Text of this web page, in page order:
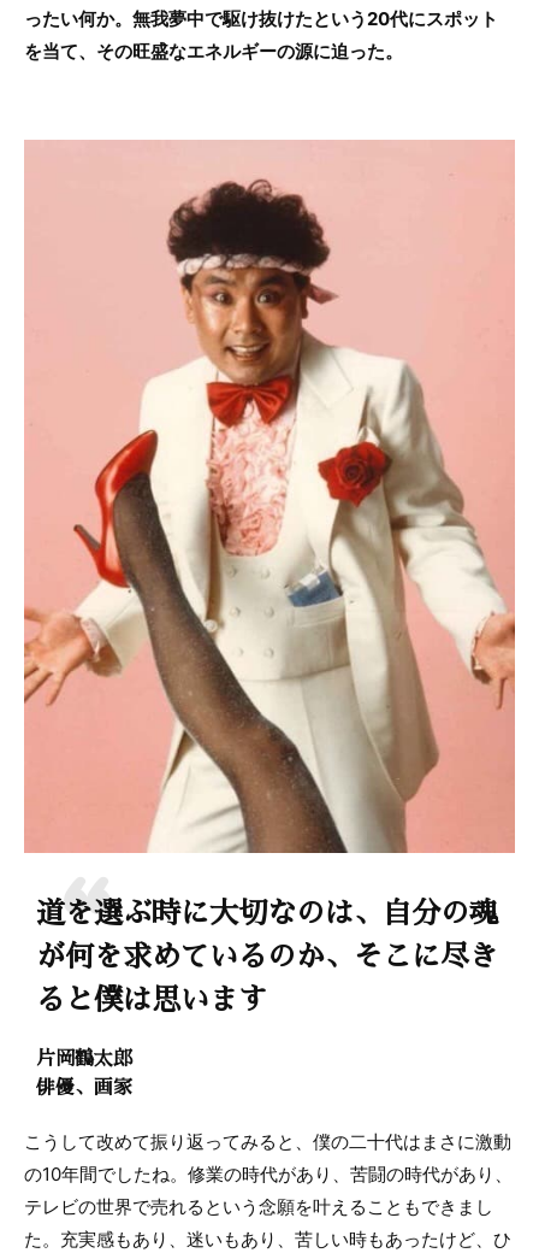
ったい何か。無我夢中で駆け抜けたという20代にスポット
を当て、その旺盛なエネルギーの源に迫った。
道を選ぶ時に大切なのは、自分の魂
が何を求めているのか、そこに尽き
ると僕は思います
片岡鶴太郎
俳優、画家
こうして改めて振り返ってみると、僕の二十代はまさに激動
の10年間でしたね。修業の時代があり、苦闘の時代があり、
テレビの世界で売れるという念願を叶えることもできまし
た。充実感もあり、迷いもあり、苦しい時もあったけど、ひ